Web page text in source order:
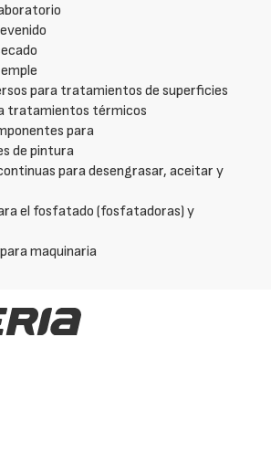
para tratamientos de superficies
tratamientos térmicos
para
de pintura
para desengrasar, aceitar y
el fosfatado (fosfatadoras) y
maquinaria